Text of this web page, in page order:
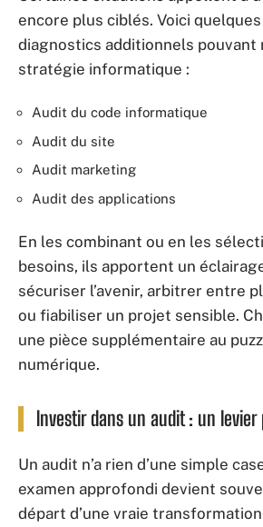
encore plus ciblés. Voici
diagnostics additionnels
stratégie informatique :
Audit du code informatique
Audit du site
Audit marketing
Audit des applications
En les combinant ou en les
besoins, ils apportent un
sécuriser l’avenir, arbitrer entre
ou fiabiliser un projet sensible.
une pièce supplémentaire au
numérique.
Investir dans un audit : un
Un audit n’a rien d’une simple
examen approfondi devient
départ d’une vraie